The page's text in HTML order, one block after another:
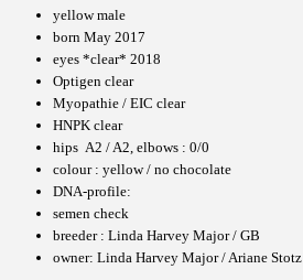
yellow male
born May 2017
eyes *clear* 2018
Optigen clear
Myopathie / EIC clear
HNPK clear
hips A2 / A2, elbows : 0/0
colour : yellow / no chocolate
DNA-profile:
semen check
breeder : Linda Harvey Major / GB
owner: Linda Harvey Major / Ariane Stotz